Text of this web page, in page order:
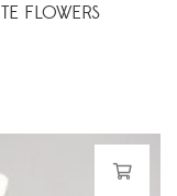
FLOWERS